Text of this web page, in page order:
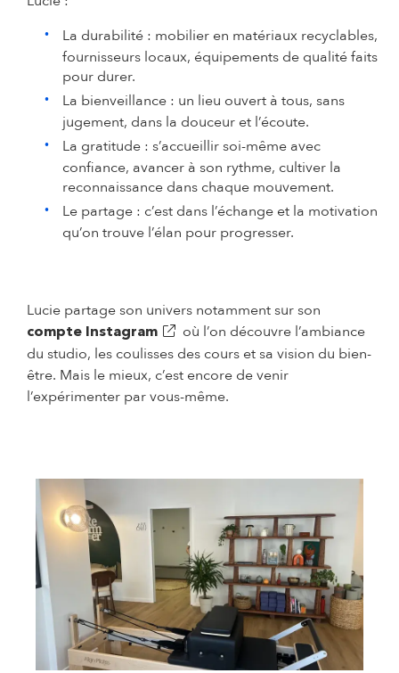
La durabilité : mobilier en matériaux recyclables,
fournisseurs locaux, équipements de qualité faits
pour durer.
La bienveillance : un lieu ouvert à tous, sans
jugement, dans la douceur et l’écoute.
La gratitude : s’accueillir soi-même avec
confiance, avancer à son rythme, cultiver la
reconnaissance dans chaque mouvement.
Le partage : c’est dans l’échange et la motivation
qu’on trouve l’élan pour progresser.
Lucie partage son univers notamment sur son
compte Instagram(s'ouvre dans un nouvel onglet)
où l’on découvre l’ambiance
du studio, les coulisses des cours et sa vision du bien-
être. Mais le mieux, c’est encore de venir
l’expérimenter par vous-même.